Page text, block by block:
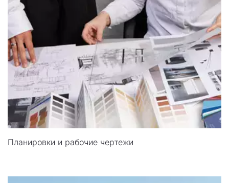
Планировки и рабочие чертежи